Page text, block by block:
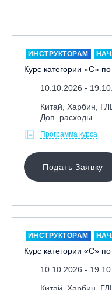
ИНСТРУКТОРАМ
Курс категории «С»
10.10.2026 -
Китай, Харбин,
Доп. расходы
Программа курса
Подать Заявку
ИНСТРУКТОРАМ
Курс категории «С»
10.10.2026 -